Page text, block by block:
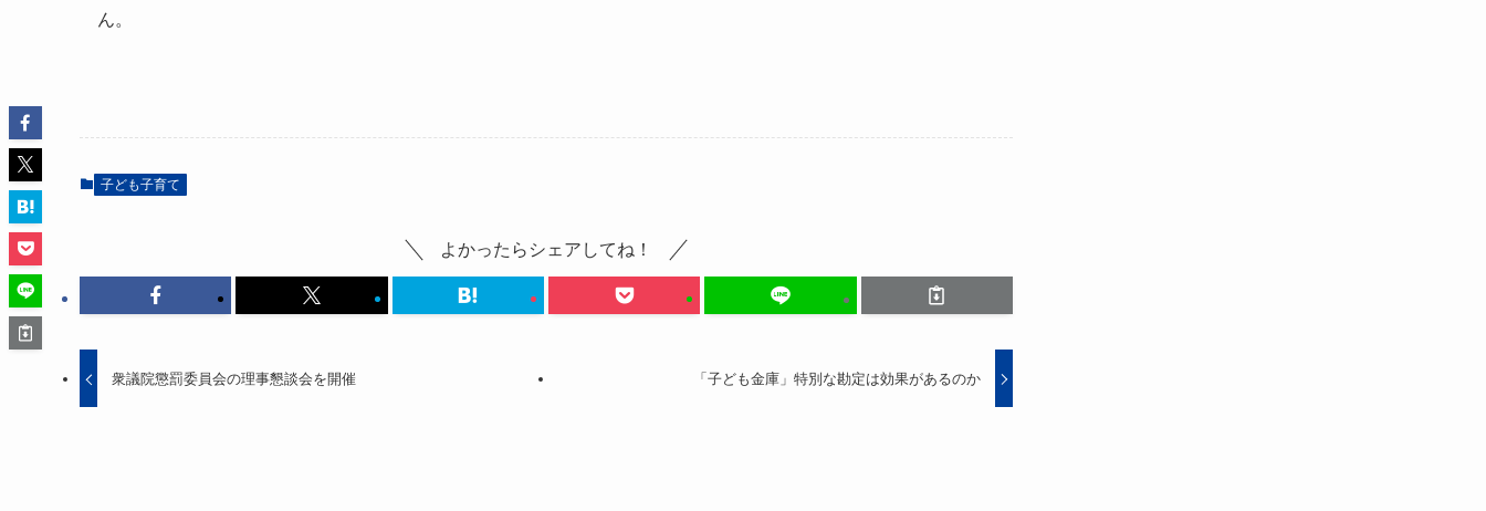
ん。
子ども子育て
よかったらシェアしてね！
衆議院懲罰委員会の理事懇談会を開催 「子ども金庫」特別な勘定は効果があるのか